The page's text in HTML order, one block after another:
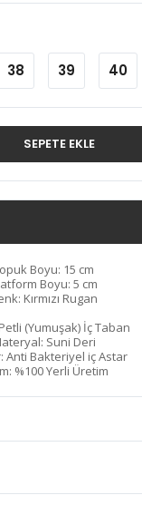
38 39 40
SEPETE EKLE
Boyu: 15 cm
Boyu: 5 cm
Kırmızı Rugan
(Yumuşak) İç Taban
Suni Deri
Anti Bakteriyel iç Astar
%100 Yerli Üretim